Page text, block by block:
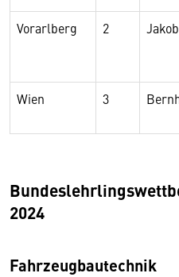
Vorarlberg
2 Jakob
Wien
3
2024
Fahrzeugbautechnik